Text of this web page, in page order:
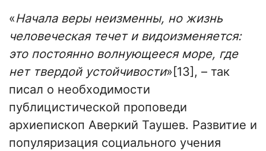
«Начала веры неизменны, но жизнь
человеческая течет и видоизменяется:
это постоянно волнующееся море, где
нет твердой устойчивости»[13], – так
писал о необходимости
публицистической проповеди
архиепископ Аверкий Таушев. Развитие и
популяризация социального учения